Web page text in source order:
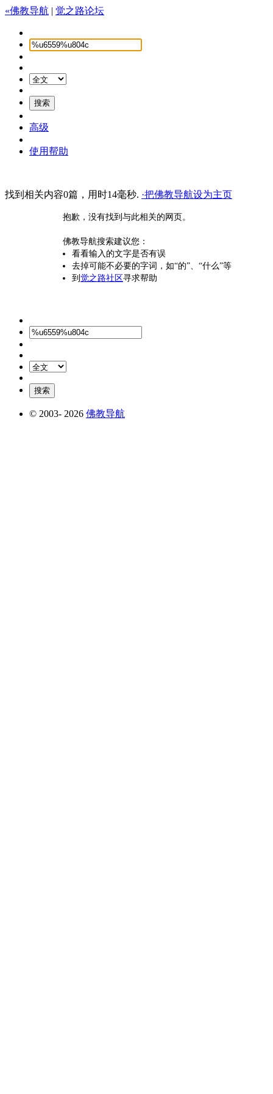
«佛教导航 | 觉之路论坛
高级
使用帮助
找到相关内容0篇，用时14毫秒. ·把佛教导航设为主页
抱歉，没有找到与此相关的网页。
佛教导航搜索建议您：
看看输入的文字是否有误
去掉可能不必要的字词，如“的”、“什么”等
到 觉之路社区寻求帮助
© 2003- 2026 佛教导航